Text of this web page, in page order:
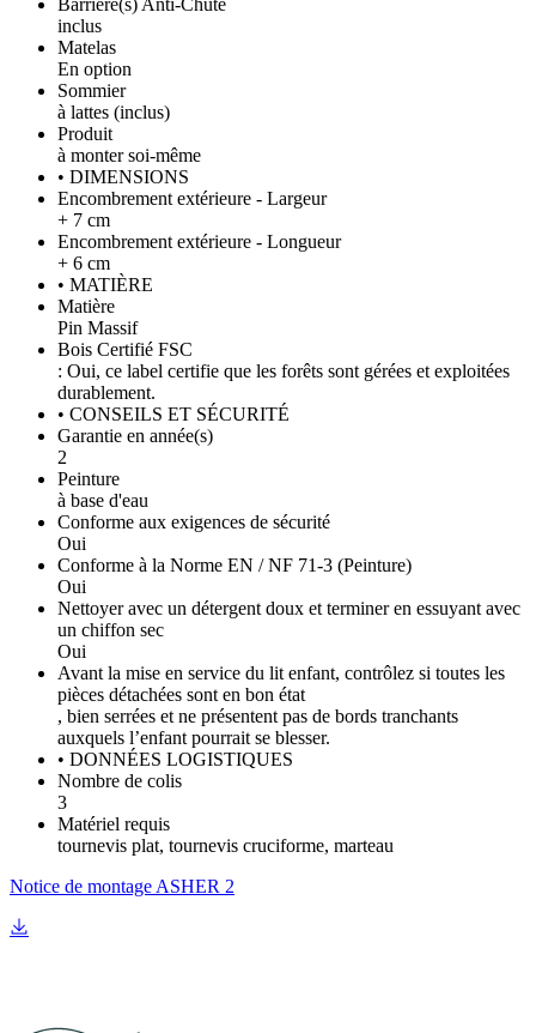
inclus
Matelas
En option
Sommier
à lattes (inclus)
Produit
à monter soi-même
• DIMENSIONS
Encombrement extérieure - Largeur
+ 7 cm
Encombrement extérieure - Longueur
+ 6 cm
• MATIÈRE
Matière
Pin Massif
Bois Certifié FSC
: Oui, ce label certifie que les forêts sont gérées et exploitées
durablement.
• CONSEILS ET SÉCURITÉ
Garantie en année(s)
2
Peinture
à base d'eau
Conforme aux exigences de sécurité
Oui
Conforme à la Norme EN / NF 71-3 (Peinture)
Oui
Nettoyer avec un détergent doux et terminer en essuyant avec
un chiffon sec
Oui
Avant la mise en service du lit enfant, contrôlez si toutes les
pièces détachées sont en bon état
, bien serrées et ne présentent pas de bords tranchants
auxquels l’enfant pourrait se blesser.
• DONNÉES LOGISTIQUES
Nombre de colis
3
Matériel requis
tournevis plat, tournevis cruciforme, marteau
Notice de montage ASHER 2